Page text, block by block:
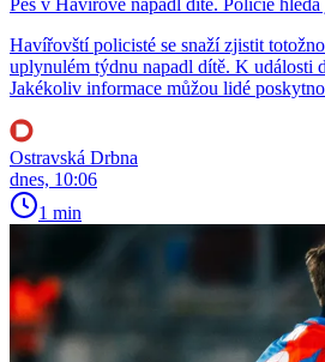
Pes v Havířově napadl dítě. Policie
Havířovští policisté se snaží zjistit
uplynulém týdnu napadl dítě. K události
Jakékoliv informace můžou lidé
Ostravská Drbna
dnes, 10:06
1 min